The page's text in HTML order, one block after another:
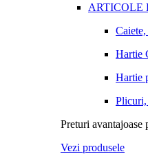
ARTICOLE
Hartie
Hartie
Preturi avantajoase
Vezi produsele